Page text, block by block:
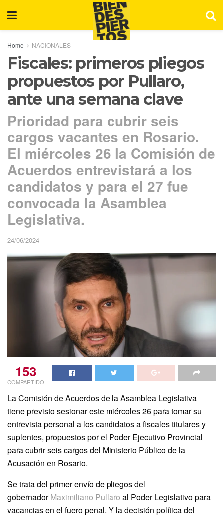
Home NACIONALES
Fiscales: primeros pliegos
propuestos por Pullaro,
ante una semana clave
Prioridad para cubrir seis
cargos vacantes en Rosario.
El miércoles 26 la Comisión de
Acuerdos entrevistará a los
candidatos y para el 27 fue
convocada la Asamblea
Legislativa.
24/06/2024
153
COMPARTIDO
La Comisión de Acuerdos de la Asamblea Legislativa
tiene previsto sesionar este miércoles 26 para tomar su
entrevista personal a los candidatos a fiscales titulares y
suplentes, propuestos por el Poder Ejecutivo Provincial
para cubrir seis cargos del Ministerio Público de la
Acusación en Rosario.
Se trata del primer envío de pliegos del
gobernadorMaximiliano Pullaro al Poder Legislativo para
vacancias en el fuero penal. Y la decisión política del